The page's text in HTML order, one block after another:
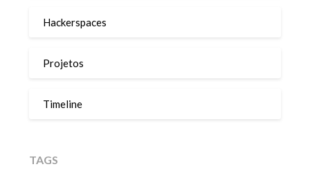
Hackerspaces
Projetos
Timeline
TAGS